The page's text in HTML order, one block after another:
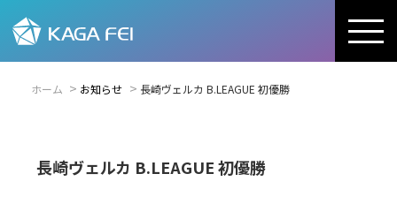
ホーム お知らせ 長崎ヴェルカ B.LEAGUE 初優勝
長崎ヴェルカ B.LEAGUE 初優勝